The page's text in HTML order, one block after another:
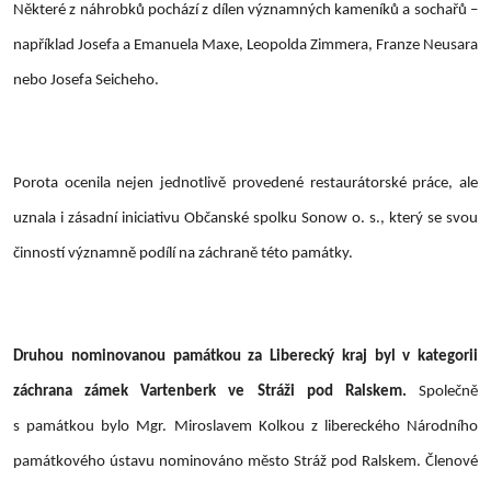
Některé z náhrobků pochází z dílen významných kameníků a sochařů –
například Josefa a Emanuela Maxe, Leopolda Zimmera, Franze Neusara
nebo Josefa Seicheho.
Porota ocenila nejen jednotlivě provedené restaurátorské práce, ale
uznala i zásadní iniciativu Občanské spolku Sonow o. s., který se svou
činností významně podílí na záchraně této památky.
Druhou nominovanou památkou za Liberecký kraj byl v kategorii
záchrana zámek Vartenberk ve Stráži pod Ralskem. Společně
s památkou bylo Mgr. Miroslavem Kolkou z libereckého Národního
památkového ústavu nominováno město Stráž pod Ralskem. Členové